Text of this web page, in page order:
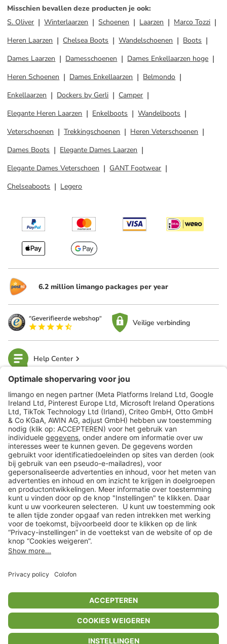
Misschien bevallen deze producten je ook:
S. Oliver
Winterlaarzen Schoenen Laarzen
Marco Tozzi
Heren Laarzen
Chelsea Boots Wandelschoenen
Boots
Dames Laarzen
Damesschoenen
Dames Enkellaarzen hoge
Heren Schoenen
Dames Enkellaarzen
Belmondo
Enkellaarzen
Dockers by Gerli
Camper
Elegante Heren Laarzen
Enkelboots
Wandelboots
Veterschoenen
Trekkingschoenen
Heren Veterschoenen
Dames Boots
Elegante Dames Laarzen
Elegante Dames Veterschoen
GANT Footwear
Chelseaboots
Legero
6.2 million limango packages per year
Veilige verbinding
Help Center
limango
Veilig winkelen
Klantenservice
Shop
Acties
limango.de limango.pl
** Alle prijsopgaven zijn inclusief belasting en exclusief verzendkosten